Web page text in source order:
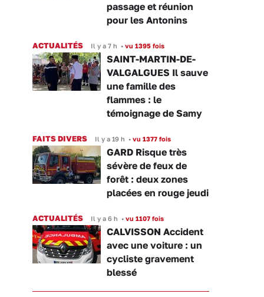
passage et réunion
pour les Antonins
ACTUALITÉS Il y a 7 h • vu 1395 fois
SAINT-MARTIN-DE-
VALGALGUES Il sauve
une famille des
flammes : le
témoignage de Samy
FAITS DIVERS Il y a 19 h • vu 1377 fois
GARD Risque très
sévère de feux de
forêt : deux zones
placées en rouge jeudi
ACTUALITÉS Il y a 6 h • vu 1107 fois
CALVISSON Accident
avec une voiture : un
cycliste gravement
blessé